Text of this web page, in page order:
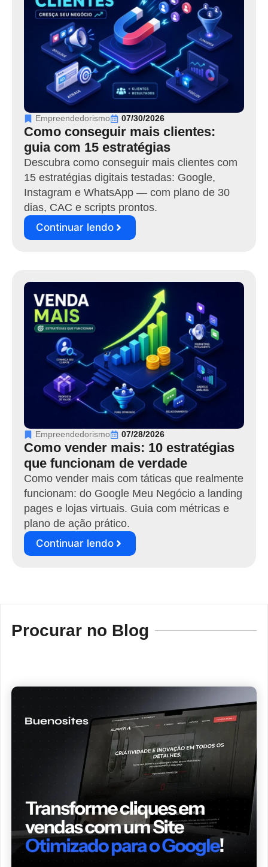
Empreendedorismo 07/30/2026
Como conseguir mais clientes:
guia com 15 estratégias
Descubra como conseguir mais clientes com
15 estratégias digitais testadas: Google,
Instagram e WhatsApp — com plano de 30
dias, CAC e scripts prontos.
Continuar lendo
Empreendedorismo 07/28/2026
Como vender mais: 10 estratégias
que funcionam de verdade
Como vender mais com táticas que realmente
funcionam: do Google Meu Negócio a landing
pages e lojas virtuais. Guia com métricas e
plano de ação prático.
Continuar lendo
Procurar no Blog